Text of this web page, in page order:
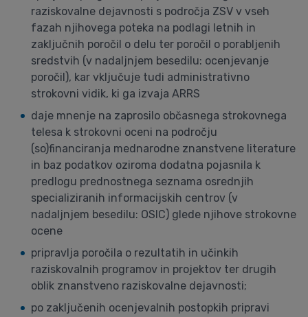
raziskovalne dejavnosti s področja ZSV v vseh
fazah njihovega poteka na podlagi letnih in
zaključnih poročil o delu ter poročil o porabljenih
sredstvih (v nadaljnjem besedilu: ocenjevanje
poročil), kar vključuje tudi administrativno
strokovni vidik, ki ga izvaja ARRS
daje mnenje na zaprosilo občasnega strokovnega
telesa k strokovni oceni na področju
(so)financiranja mednarodne znanstvene literature
in baz podatkov oziroma dodatna pojasnila k
predlogu prednostnega seznama osrednjih
specializiranih informacijskih centrov (v
nadaljnjem besedilu: OSIC) glede njihove strokovne
ocene
pripravlja poročila o rezultatih in učinkih
raziskovalnih programov in projektov ter drugih
oblik znanstveno raziskovalne dejavnosti;
po zaključenih ocenjevalnih postopkih pripravi